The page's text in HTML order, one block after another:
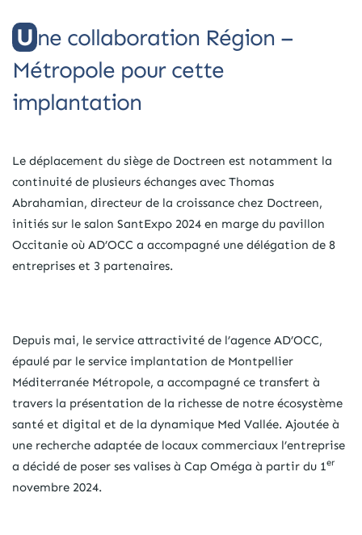
Une collaboration Région –
Métropole pour cette
implantation
Le déplacement du siège de Doctreen est notamment la
continuité de plusieurs échanges avec Thomas
Abrahamian, directeur de la croissance chez Doctreen,
initiés sur le salon SantExpo 2024 en marge du pavillon
Occitanie où AD’OCC a accompagné une délégation de 8
entreprises et 3 partenaires.
Depuis mai, le service attractivité de l’agence AD’OCC,
épaulé par le service implantation de Montpellier
Méditerranée Métropole, a accompagné ce transfert à
travers la présentation de la richesse de notre écosystème
santé et digital et de la dynamique Med Vallée. Ajoutée à
une recherche adaptée de locaux commerciaux l’entreprise
a décidé de poser ses valises à Cap Oméga à partir du 1er
novembre 2024.